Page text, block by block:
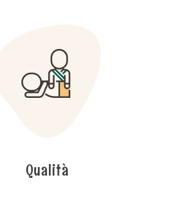
Qualità